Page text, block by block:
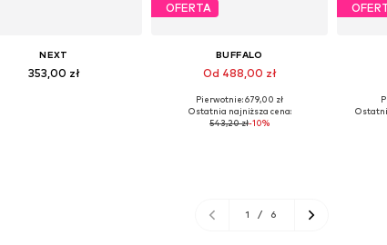
NEXT
353,00 zł
OFERTA
BUFFALO
Od 488,00 zł
Dostępne w różnych rozmiarach
Dodaj do koszyka
Pierwotnie: 679,00 zł
Ostatnia najniższa cena:
543,20 zł-10%
1 / 6